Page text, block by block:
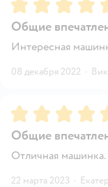
Общие
Интересная
08 декабря 2022 ·
Рейтинг:5
Общие
Отличная
22 марта 2023 ·